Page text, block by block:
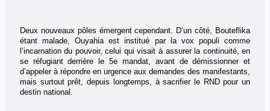
Deux nouveaux pôles émergent cependant. D’un côté, Bouteflika
étant malade, Ouyahia est institué par la vox populi comme
l’incarnation du pouvoir, celui qui visait à assurer la continuité, en
se réfugiant derrière le 5e mandat, avant de démissionner et
d’appeler à répondre en urgence aux demandes des manifestants,
mais surtout prêt, depuis longtemps, à sacrifier le RND pour un
destin national.